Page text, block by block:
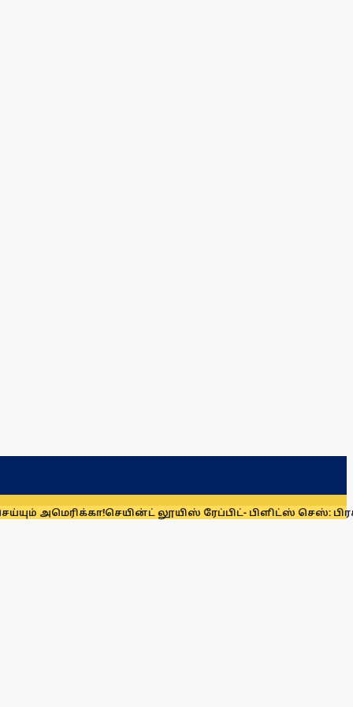
அமெரிக்கா!செயின்ட் லூயிஸ் ரேப்பிட்- பிளிட்ஸ் செஸ்: